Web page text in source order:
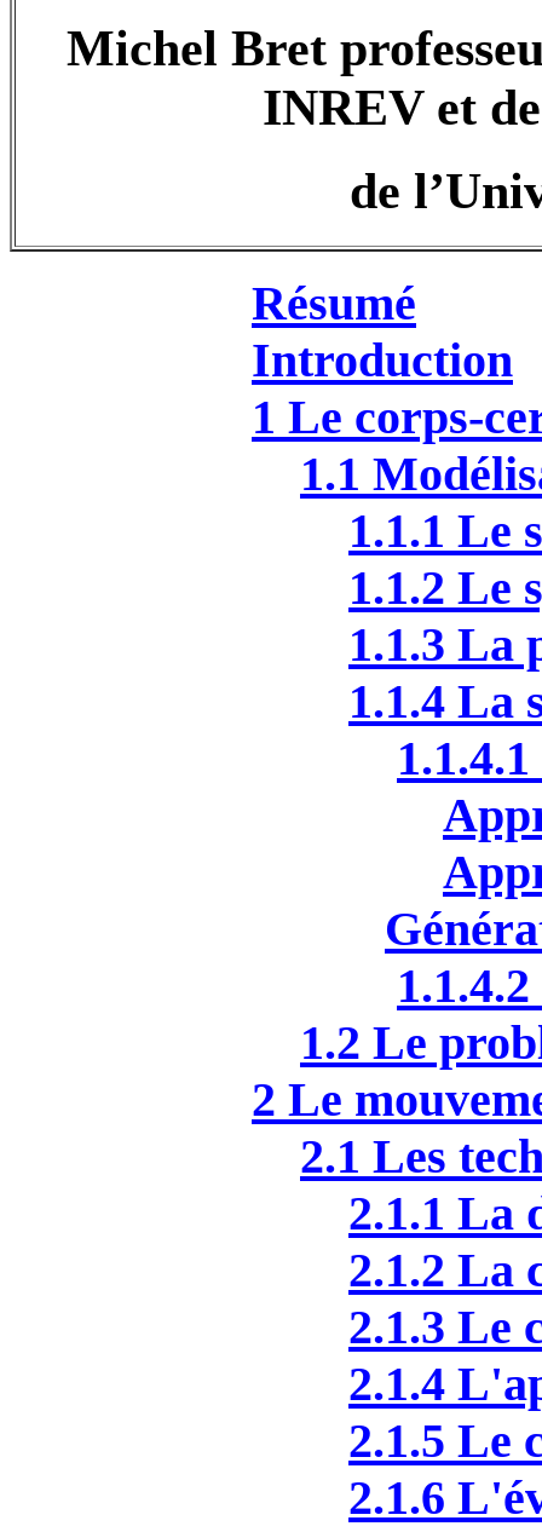
Michel Bret
INREV et
de
Résumé
Introduction
1 Le corps-
1.1
1.1.1 Le
1.1.2 Le
1.1.3 La
1.1.4 La
1.2 Le
2 Le
2.1 Les
2.1.1 La
2.1.2 La
2.1.3 Le
2.1.4
2.1.5 Le
2.1.6